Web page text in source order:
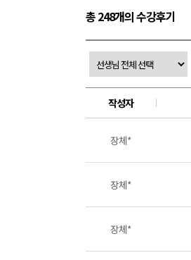
총 248개의 수강후기
작성자
장체*
장체*
장체*